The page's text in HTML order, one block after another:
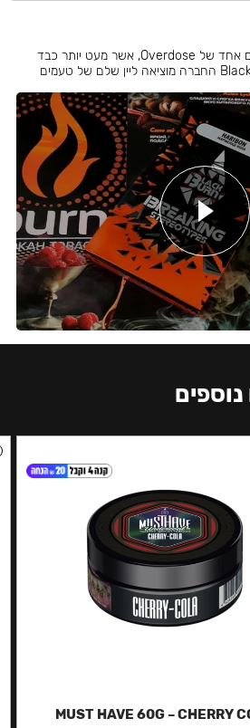
בשנת 2021 Burn הוציא טעם אחד של Overdose, אשר מעט יותר כבד
MUST HAVE 60G – CHERRY